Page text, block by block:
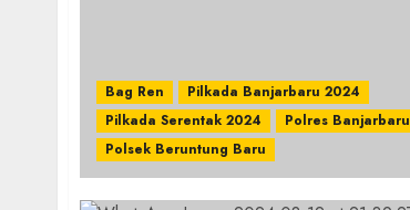
Bag Ren
Pilkada Banjarbaru 2024
Pilkada Serentak 2024
Polres Banjarbaru
Polsek Beruntung Baru